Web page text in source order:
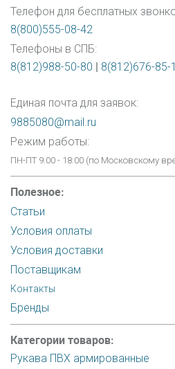
Телефон для бесплатных
8(800)555-08-42
Телефоны в СПБ:
8(812)988-50-80
8(812)676-85-
Единая почта для заявок:
9885080@mail.ru
Режим работы:
ПН-ПТ 9:00 - 18:00 (по Московскому
Полезное:
Статьи
Условия оплаты
Условия доставки
Поставщикам
Контакты
Бренды
Категории товаров:
Рукава ПВХ армированные